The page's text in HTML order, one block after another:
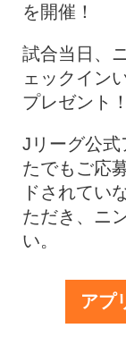
を開催！
試合当日、
ェックイン
プレゼント！
Jリーグ公
たでもご応
ドされてい
ただき、ニ
い。
アプ